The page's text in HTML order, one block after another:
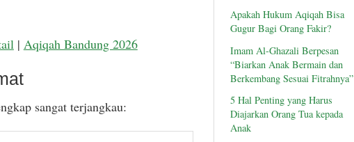
| Aqiqah Bandung 2026
sangat terjangkau:
Apakah Hukum Aqiqah Bisa
Gugur Bagi Orang Fakir?
Imam Al-Ghazali Berpesan
“Biarkan Anak Bermain dan
Berkembang Sesuai Fitrahnya”
5 Hal Penting yang Harus
Diajarkan Orang Tua kepada
Anak